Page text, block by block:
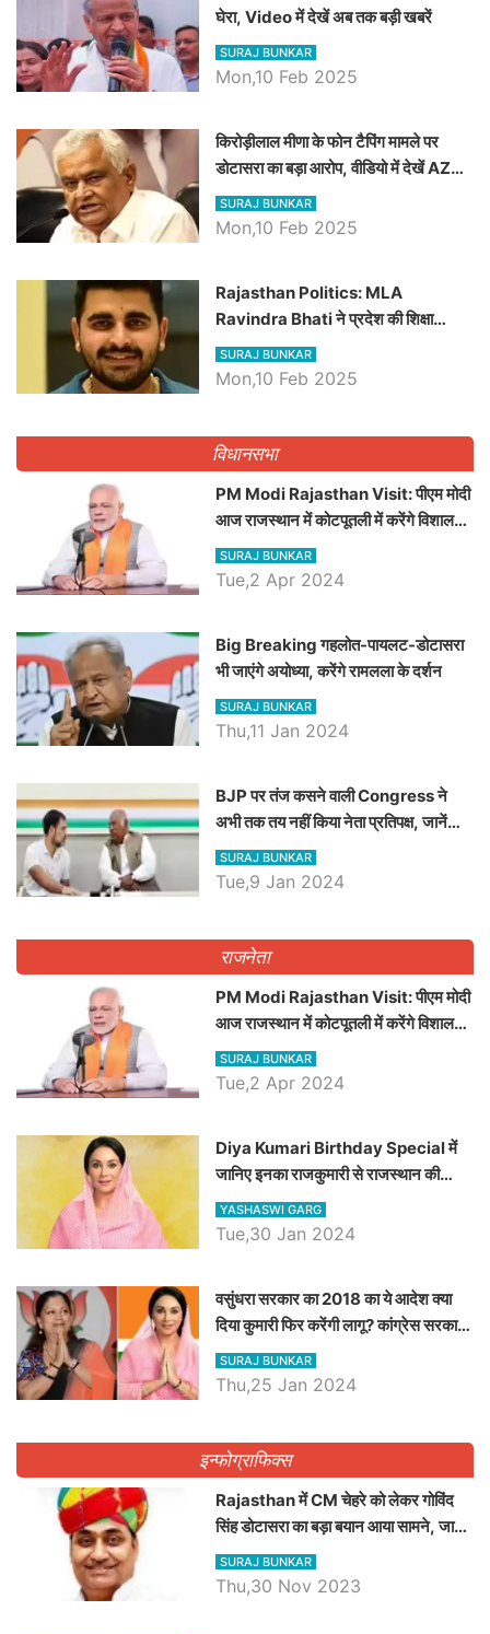
घेरा, Video में देखें अब तक बड़ी खबरें
SURAJ BUNKAR
Mon,10 Feb 2025
किरोड़ीलाल मीणा के फोन टैपिंग मामले पर
डोटासरा का बड़ा आरोप, वीडियो में देखें AZ
बड़ी खबरें
SURAJ BUNKAR
Mon,10 Feb 2025
Rajasthan Politics: MLA
Ravindra Bhati ने प्रदेश की शिक्षा
व्यवस्था पर उठाए सवाल, Madan
Dilawar पर हमला करते हुए गिनवाये खाली
SURAJ BUNKAR
Mon,10 Feb 2025
विधानसभा
PM Modi Rajasthan Visit: पीएम मोदी
आज राजस्थान में कोटपूतली में करेंगे विशाल
रैली, एक सभा से 8 सीटों पर साधेगें निशाना
SURAJ BUNKAR
Tue,2 Apr 2024
Big Breaking गहलोत-पायलट-डोटासरा
भी जाएंगे अयोध्या, करेंगे रामलला के दर्शन
SURAJ BUNKAR
Thu,11 Jan 2024
BJP पर तंज कसने वाली Congress ने
अभी तक तय नहीं किया नेता प्रतिपक्ष, जानें
कौन होगा दावेदार
SURAJ BUNKAR
Tue,9 Jan 2024
राजनेता
PM Modi Rajasthan Visit: पीएम मोदी
आज राजस्थान में कोटपूतली में करेंगे विशाल
रैली, एक सभा से 8 सीटों पर साधेगें निशाना
SURAJ BUNKAR
Tue,2 Apr 2024
Diya Kumari Birthday Special में
जानिए इनका राजकुमारी से राजस्थान की
डिप्टी सीएम बनने तक का सफर, एक क्लिक में
जाने पूरा जीवन परिचय
YASHASWI GARG
Tue,30 Jan 2024
वसुंधरा सरकार का 2018 का ये आदेश क्या
दिया कुमारी फिर करेंगी लागू? कांग्रेस सरकार
ने किया था निरस्त
SURAJ BUNKAR
Thu,25 Jan 2024
इन्फोग्राफिक्स
Rajasthan में CM चेहरे को लेकर गोविंद
सिंह डोटासरा का बड़ा बयान आया सामने, जानें
विचार
SURAJ BUNKAR
Thu,30 Nov 2023